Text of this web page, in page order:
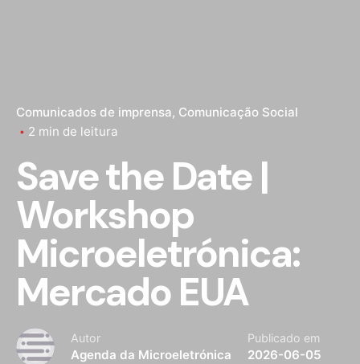
Comunicados de imprensa Comunicação Social
2 min de leitura
Save the Date |
Workshop
Microeletrónica:
Mercado EUA
Autor
Agenda da Microeletrónica
Publicado em
2026-06-05